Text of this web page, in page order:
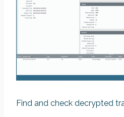
Find and check decrypted